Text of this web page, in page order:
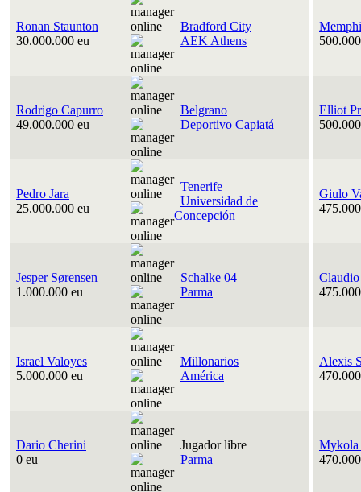
Ronan Staunton
30.000.000 eu
Bradford City
AEK Athens
Rodrigo Capurro
49.000.000 eu
Belgrano
Deportivo Capiatá
Elliot
Pedro Jara
25.000.000 eu
Tenerife
Universidad de
Concepción
Giulo
Jesper Sørensen
1.000.000 eu
Schalke 04
Parma
Claudio
Israel Valoyes
5.000.000 eu
Millonarios
América
Alexis
Dario Cherini
0 eu
Jugador libre
Parma
Mykola